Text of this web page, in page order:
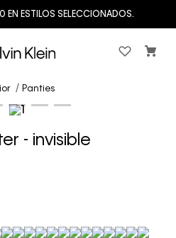
EN ESTILOS SELECCIONADOS.
Panties
- invisible